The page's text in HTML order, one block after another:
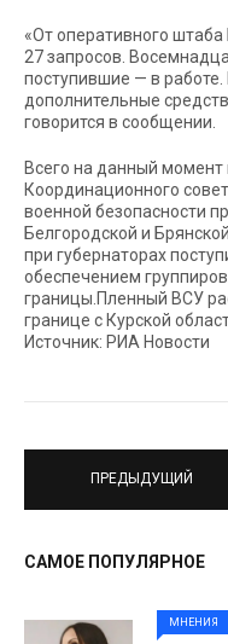
«От оперативного
27 запросов.
поступившие — в
дополнительные
говорится в сообщении.
Всего на данный момент
Координационного
военной безопасности
Белгородской и
при губернаторах
обеспечением
границы.Пленный ВСУ
границе с Курской
Источник: РИА Новости
ПРЕДЫДУЩИЙ
САМОЕ ПОПУЛЯРНОЕ
МНЕНИЯ